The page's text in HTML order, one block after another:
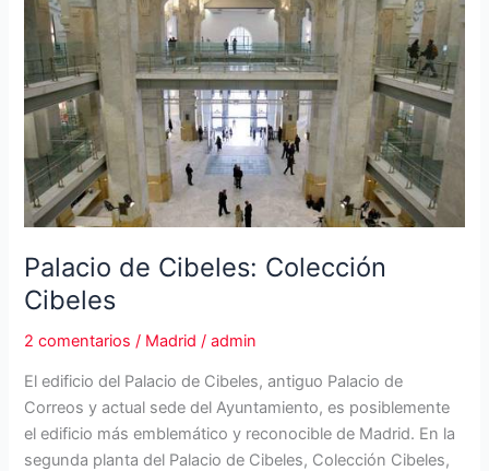
Cibeles
Palacio de Cibeles: Colección
Cibeles
2 comentarios / Madrid /admin
El edificio del Palacio de Cibeles, antiguo Palacio de
Correos y actual sede del Ayuntamiento, es posiblemente
el edificio más emblemático y reconocible de Madrid. En la
segunda planta del Palacio de Cibeles, Colección Cibeles,